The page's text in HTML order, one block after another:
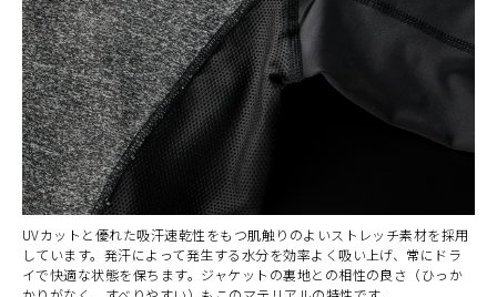
UVカットと優れた吸汗速乾性をもつ肌触りのよいストレッチ素材を採用
しています。発汗によって発生する水分を効率よく吸い上げ、常にドラ
イで快適な状態を保ちます。ジャケットの裏地との相性の良さ（ひっか